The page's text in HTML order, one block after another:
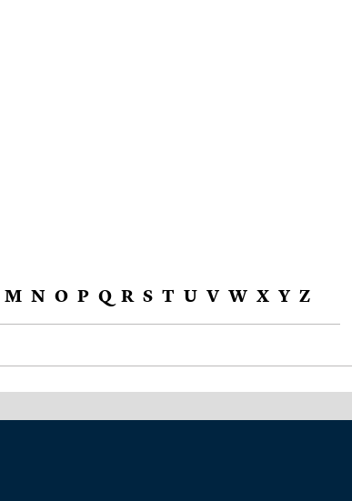
M N O P Q R S T U V W X Y Z